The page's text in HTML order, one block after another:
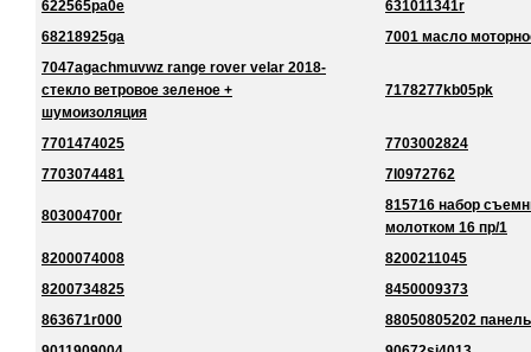
622565pa0e
631011341r
68218925ga
7001 масло
7047agachmuvwz range rover velar 2018-
стекло ветровое зеленое +
шумоизоляция
7178277kb05pk
7701474025
7703002824
7703074481
7l0972762
803004700r
815716 набор
молотком 16 пр/1
8200074008
8200211045
8200734825
8450009373
863671r000
88050805202